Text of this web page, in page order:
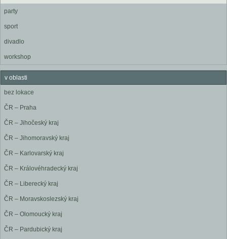
party
sport
divadlo
workshop
v oblasti
bez lokace
ČR – Praha
ČR – Jihočeský kraj
ČR – Jihomoravský kraj
ČR – Karlovarský kraj
ČR – Královéhradecký kraj
ČR – Liberecký kraj
ČR – Moravskoslezský kraj
ČR – Olomoucký kraj
ČR – Pardubický kraj